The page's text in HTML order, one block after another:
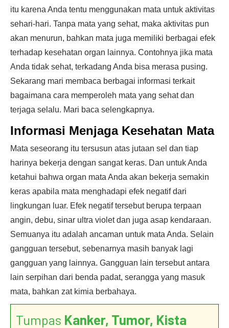
itu karena Anda tentu menggunakan mata untuk aktivitas
sehari-hari. Tanpa mata yang sehat, maka aktivitas pun
akan menurun, bahkan mata juga memiliki berbagai efek
terhadap kesehatan organ lainnya. Contohnya jika mata
Anda tidak sehat, terkadang Anda bisa merasa pusing.
Sekarang mari membaca berbagai informasi terkait
bagaimana cara memperoleh mata yang sehat dan
terjaga selalu. Mari baca selengkapnya.
Informasi Menjaga Kesehatan Mata
Mata seseorang itu tersusun atas jutaan sel dan tiap
harinya bekerja dengan sangat keras. Dan untuk Anda
ketahui bahwa organ mata Anda akan bekerja semakin
keras apabila mata menghadapi efek negatif dari
lingkungan luar. Efek negatif tersebut berupa terpaan
angin, debu, sinar ultra violet dan juga asap kendaraan.
Semuanya itu adalah ancaman untuk mata Anda. Selain
gangguan tersebut, sebenarnya masih banyak lagi
gangguan yang lainnya. Gangguan lain tersebut antara
lain serpihan dari benda padat, serangga yang masuk
mata, bahkan zat kimia berbahaya.
Tumpas Kanker, Tumor, Kista